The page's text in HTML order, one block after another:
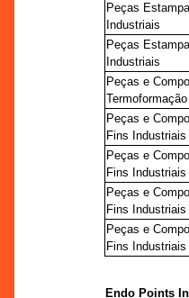
Peças
Industriais
Peças
Industriais
Peças e
Peças e
Fins Industriais
Peças e
Fins Industriais
Peças e
Fins Industriais
Peças e
Fins Industriais
Endo Points